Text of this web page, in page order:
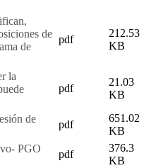
de
de
pdf
212.53
KB
la
pdf
21.03
KB
de
pdf
651.02
KB
PGO
pdf
376.3
KB